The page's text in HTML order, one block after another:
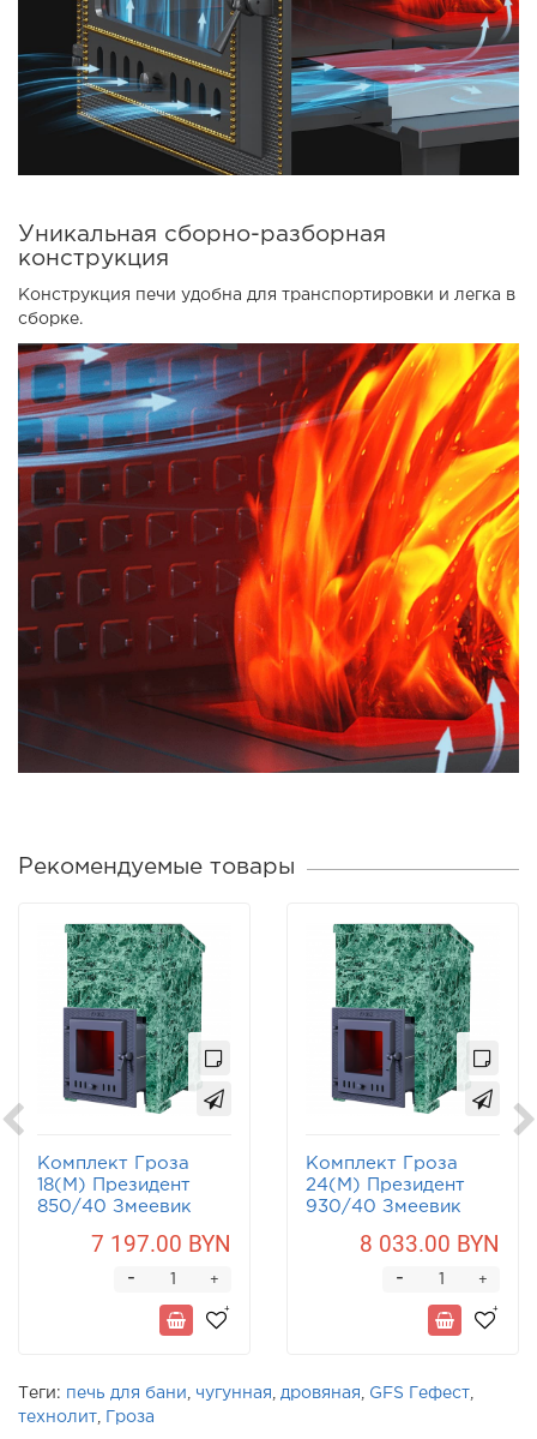
Уникальная сборно-разборная
конструкция
Конструкция печи удобна для транспортировки и легка в
сборке.
Рекомендуемые товары
Комплект Гроза
18(М) Президент
850/40 Змеевик
7 197.00 BYN
+
-
Комплект Гроза
24(М) Президент
930/40 Змеевик
8 033.00 BYN
+
-
Теги: печь для бани чугунная дровяная GFS Гефест
технолит
Гроза